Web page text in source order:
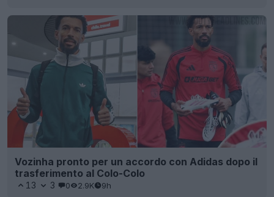
Vozinha pronto per un accordo con Adidas dopo il
trasferimento al Colo-Colo
13 3 0 2.9K 9h